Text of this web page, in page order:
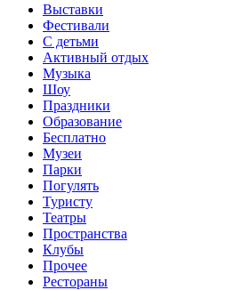
Выставки
Фестивали
С детьми
Активный отдых
Музыка
Шоу
Праздники
Образование
Бесплатно
Музеи
Парки
Погулять
Туристу
Театры
Пространства
Клубы
Прочее
Рестораны